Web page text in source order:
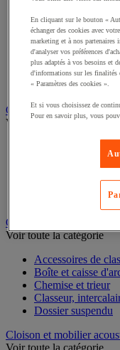
Éclairage studio et
Équipement audio
Matériel de
Sonorisation et
Studio Web radio
Système
Chauffage, climatisation
Rafraîchisseur d'air
Traitement de l'air
Classement et archivage
Accessoires de
Boîte et caisse
Chemise et trieur
Classeur,
Cloison et mobilier
En cliquant sur le bouton «
échanger des cookies avec
marketing et à nos partenaires
d'analyser vos préférences
plus adaptés à vos besoins et
d'informations sur les finalités
« Paramètres des cookies ».
Et si vous choisissez de
Pour en savoir plus, vous